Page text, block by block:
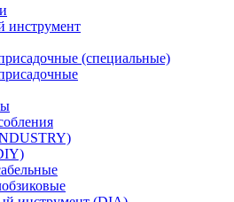
инструмент
(специальные)